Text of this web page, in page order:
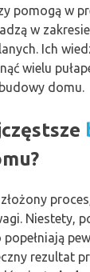
pomogą w
w
Ich
wielu
domu.
Niestety,
rezultat